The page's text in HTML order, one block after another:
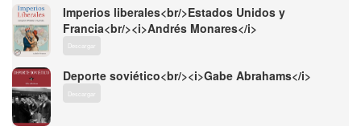
Imperios liberales<br/>Estados Unidos y
Francia<br/><i>Andrés Monares</i>
Descargar
Deporte soviético<br/><i>Gabe Abrahams</i>
Descargar